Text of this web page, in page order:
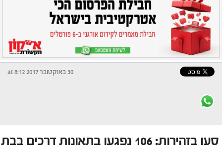
30 באוקטובר 2017 at 8:12
סעו בזהירות: 106 נפגעו בתאונות דרכים בבת